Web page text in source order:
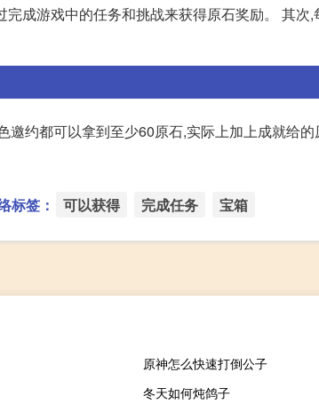
成游戏中的任务和挑战来获得原石奖励。 其次
邀约都可以拿到至少60原石,实际上加上成就给
标签： 可以获得 完成任务 宝箱
原神怎么快速打倒公子
冬天如何炖鸽子